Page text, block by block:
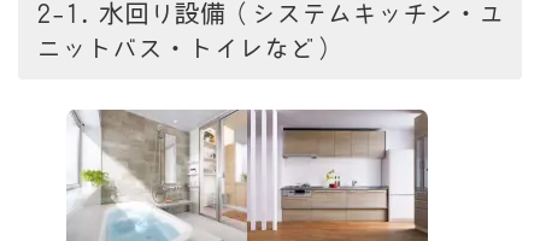
2-1. 水回り設備（システムキッチン・ユ
ニットバス・トイレなど）